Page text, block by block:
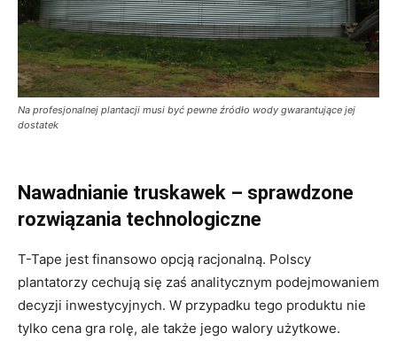
Na profesjonalnej plantacji musi być pewne źródło wody gwarantujące jej
dostatek
Nawadnianie truskawek – sprawdzone
rozwiązania technologiczne
T-Tape jest finansowo opcją racjonalną. Polscy
plantatorzy cechują się zaś analitycznym podejmowaniem
decyzji inwestycyjnych. W przypadku tego produktu nie
tylko cena gra rolę, ale także jego walory użytkowe.